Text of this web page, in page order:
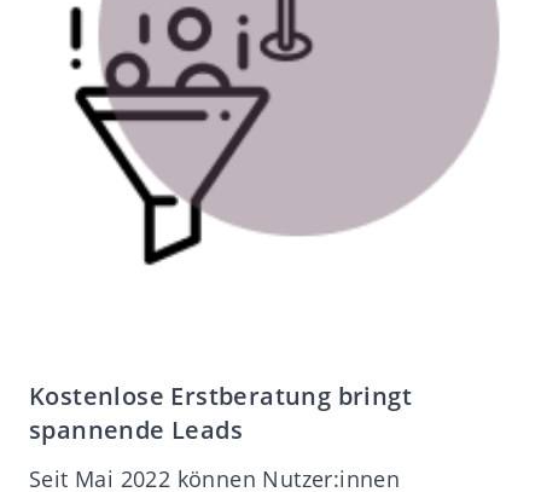
Kostenlose Erstberatung bringt
spannende Leads
Seit Mai 2022 können Nutzer:innen